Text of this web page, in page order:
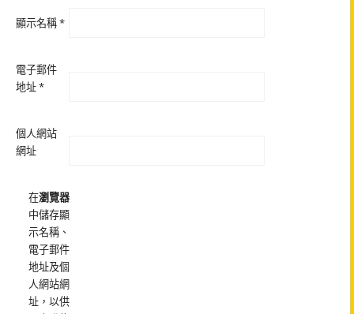
顯示名稱*
電子郵件
地址*
個人網站
網址
在瀏覽器
中儲存顯
示名稱、
電子郵件
地址及個
人網站網
址，以供